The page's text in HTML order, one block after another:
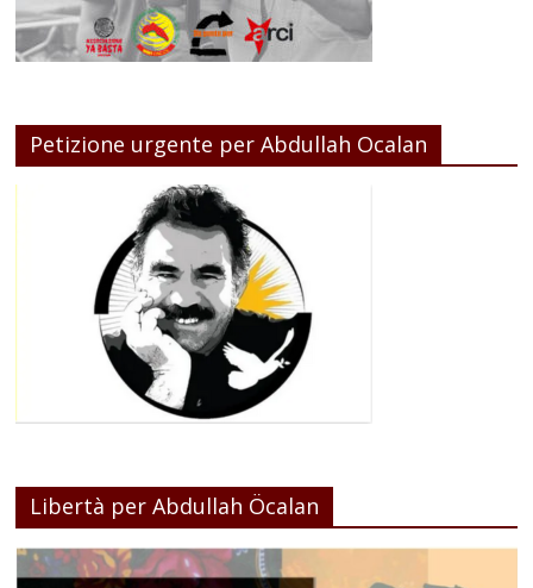
Petizione urgente per Abdullah Ocalan
Libertà per Abdullah Öcalan